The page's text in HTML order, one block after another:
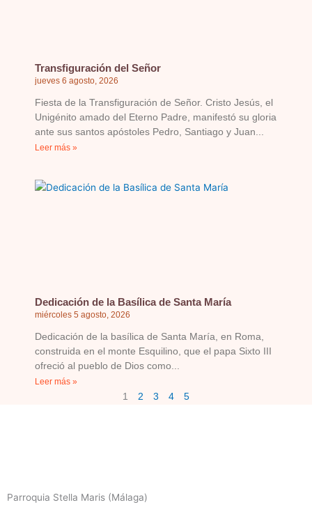
Transfiguración del Señor
jueves 6 agosto, 2026
Fiesta de la Transfiguración de Señor. Cristo Jesús, el
Unigénito amado del Eterno Padre, manifestó su gloria
ante sus santos apóstoles Pedro, Santiago y Juan
Leer más »
Dedicación de la Basílica de Santa María
miércoles 5 agosto, 2026
Dedicación de la basílica de Santa María, en Roma,
construida en el monte Esquilino, que el papa Sixto III
ofreció al pueblo de Dios como
Leer más »
1 2 3 4 5
Parroquia Stella Maris (Málaga)